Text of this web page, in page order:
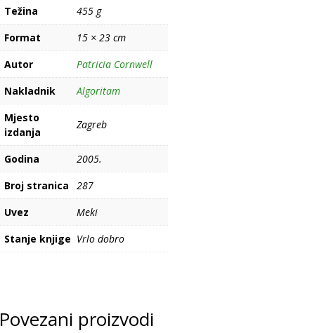
Težina
455 g
Format
15 × 23 cm
Autor
Patricia Cornwell
Nakladnik
Algoritam
Mjesto
izdanja
Zagreb
Godina
2005.
Broj stranica
287
Uvez
Meki
Stanje knjige Vrlo dobro
Povezani proizvodi